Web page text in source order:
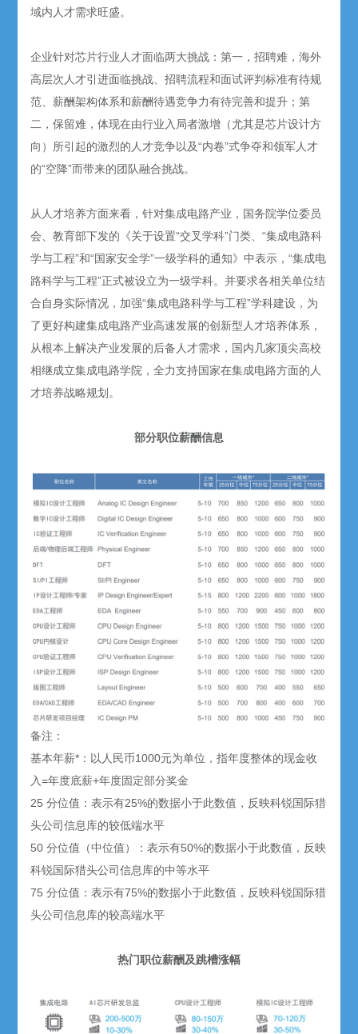
域内人才需求旺盛。
企业针对芯片行业人才面临两大挑战：第一，招聘难，海外
高层次人才引进面临挑战、招聘流程和面试评判标准有待规
范、薪酬架构体系和薪酬待遇竞争力有待完善和提升；第
二，保留难，体现在由行业入局者激增（尤其是芯片设计方
向）所引起的激烈的人才竞争以及“内卷”式争夺和领军人才
的“空降”而带来的团队融合挑战。
从人才培养方面来看，针对集成电路产业，国务院学位委员
会、教育部下发的《关于设置“交叉学科”门类、“集成电路科
学与工程”和“国家安全学”一级学科的通知》中表示，“集成电
路科学与工程”正式被设立为一级学科。并要求各相关单位结
合自身实际情况，加强“集成电路科学与工程”学科建设，为
了更好构建集成电路产业高速发展的创新型人才培养体系，
从根本上解决产业发展的后备人才需求，国内几家顶尖高校
相继成立集成电路学院，全力支持国家在集成电路方面的人
才培养战略规划。
部分职位薪酬信息
备注：
基本年薪*：以人民币1000元为单位，指年度整体的现金收
入=年度底薪+年度固定部分奖金
25 分位值：表示有25%的数据小于此数值，反映科锐国际猎
头公司信息库的较低端水平
50 分位值（中位值）：表示有50%的数据小于此数值，反映
科锐国际猎头公司信息库的中等水平
75 分位值：表示有75%的数据小于此数值，反映科锐国际猎
头公司信息库的较高端水平
热门职位薪酬及跳槽涨幅